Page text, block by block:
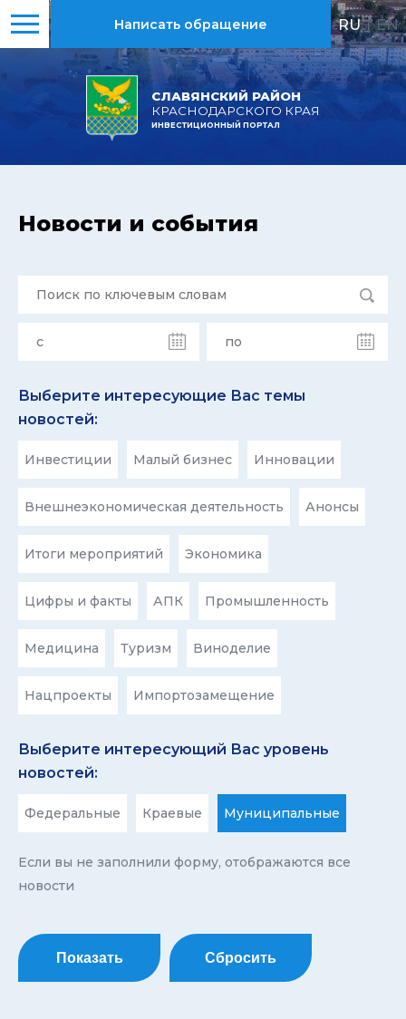
СЛАВЯНСКИЙ РАЙОН
КРАСНОДАРСКОГО КРАЯ
ИНВЕСТИЦИОННЫЙ ПОРТАЛ
Написать обращение RU | EN
Новости и события
Выберите интересующие Вас темы
новостей:
Инвестиции Малый бизнес Инновации
Внешнеэкономическая деятельность Анонсы
Итоги мероприятий Экономика
Цифры и факты АПК Промышленность
Медицина Туризм Виноделие
Нацпроекты Импортозамещение
Выберите интересующий Вас уровень
новостей:
Федеральные Краевые Муниципальные
Если вы не заполнили форму, отображаются все
новости
Показать Сбросить